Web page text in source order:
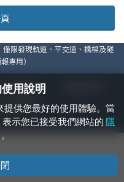
限發現軌道、平交道、橋樑及隧
專用）
著作權聲明
© 版權所有
10 22:23:34
用說明
提供您最好的使用體驗。當
示您已接受我們網站的 隱
。